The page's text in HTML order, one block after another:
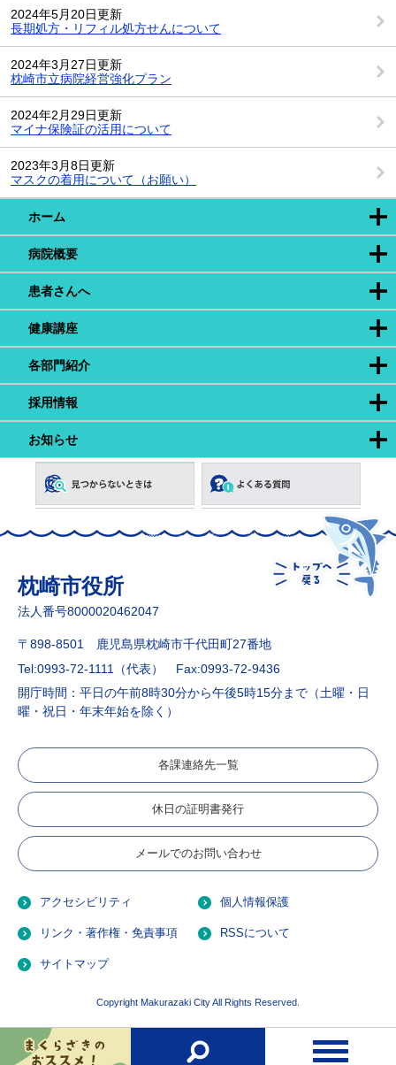
ホーム
病院概要
患者さんへ
健康講座
各部門紹介
採用情報
お知らせ
2024年5月20日更新
長期処方・リフィル処方せんについて
2024年3月27日更新
枕崎市立病院経営強化プラン
2024年2月29日更新
マイナ保険証の活用について
2023年3月8日更新
マスクの着用について（お願い）
枕崎市役所
法人番号8000020462047
〒898-8501 鹿児島県枕崎市千代田町27番地
Tel:0993-72-1111（代表）
Fax:0993-72-9436
開庁時間：平日の午前8時30分から午後5時15分まで（土曜・日
曜・祝日・年末年始を除く）
各課連絡先一覧
休日の証明書発行
メールでのお問い合わせ
アクセシビリティ 個人情報保護
リンク・著作権・免責事項 RSSについて
サイトマップ
Copyright Makurazaki City All Rights Reserved.